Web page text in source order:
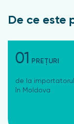
De ce este
01 PREȚURI
de la
în Moldova